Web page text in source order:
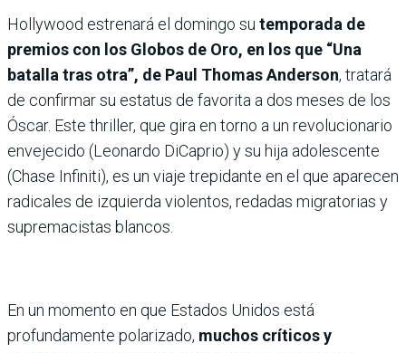
Hollywood estrenará el domingo su temporada de
premios con los Globos de Oro, en los que “Una
batalla tras otra”, de Paul Thomas Anderson, tratará
de confirmar su estatus de favorita a dos meses de los
Óscar. Este thriller, que gira en torno a un revolucionario
envejecido (Leonardo DiCaprio) y su hija adolescente
(Chase Infiniti), es un viaje trepidante en el que aparecen
radicales de izquierda violentos, redadas migratorias y
supremacistas blancos.
En un momento en que Estados Unidos está
profundamente polarizado, muchos críticos y